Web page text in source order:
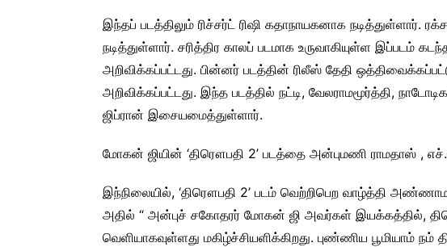
இந்தப் படத்திலும் ரிச்சர்ட் ரிஷி கதாநாயகனாக நடித்துள்ளார்.
நடித்துள்ளார். சரித்திர காலப் படமாக உருவாகியுள்ள இப்படம்
அறிவிக்கப்பட்டது. பின்னர் படத்தின் ரிலீஸ் தேதி
அறிவிக்கப்பட்டது. இந்த படத்தில் நட்டி, வேலராமமூர்த்தி,
ஜிப்ரான் இசையமைத்துள்ளார்.
மோகன் ஜியின் ‘திரௌபதி 2’ படத்தை அன்புமணி ராமதாஸ் ,
இந்நிலையில், ‘திரௌபதி 2’ படம் வெற்றிபெற வாழ்த்தி
அதில் “ அன்புச் சகோதரர் மோகன் ஜி அவர்கள் இயக்கத்தில்,
வெளியாகவுள்ளது மகிழ்ச்சியளிக்கிறது. புண்ணிய